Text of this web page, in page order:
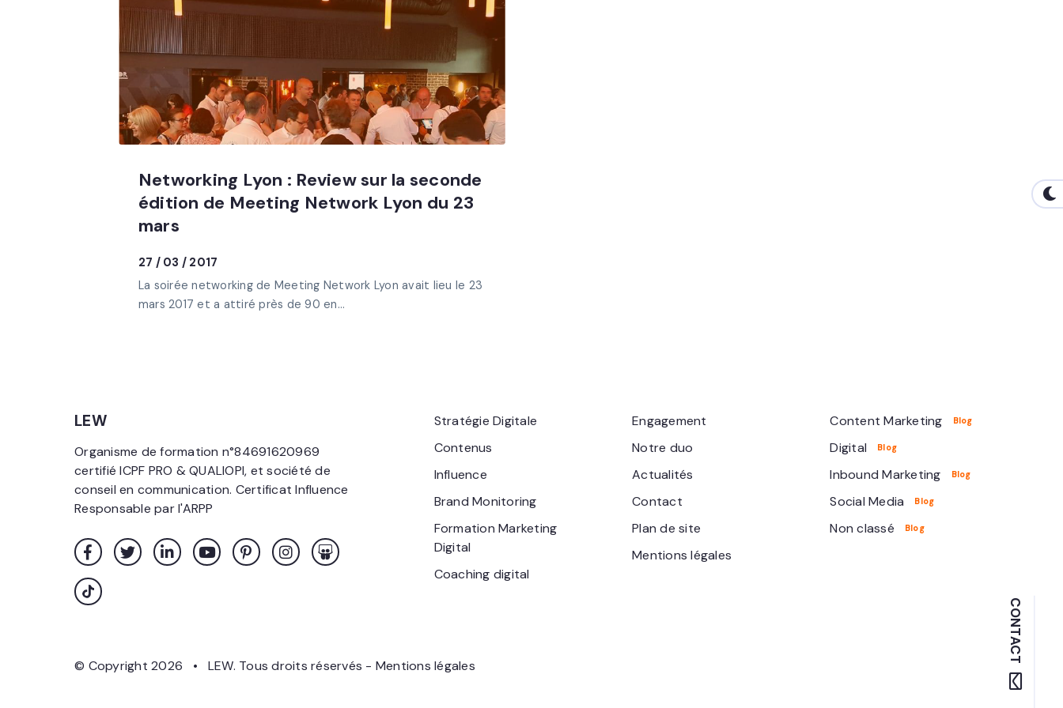
Networking Lyon : Review sur la seconde
édition de Meeting Network Lyon du 23
mars
27 / 03 / 2017
La soirée networking de Meeting Network Lyon avait lieu le 23
mars 2017 et a attiré près de 90 en...
LEW
Organisme de formation n°84691620969
certifié ICPF PRO & QUALIOPI, et société de
conseil en communication. Certificat Influence
Responsable par l'ARPP
Stratégie Digitale
Contenus
Influence
Brand Monitoring
Formation Marketing
Digital
Coaching digital
Engagement
Notre duo
Actualités
Contact
Plan de site
Mentions légales
Content Marketing
Digital
Inbound Marketing
Social Media
Non classé
© Copyright 2026 • LEW. Tous droits réservés - Mentions légales
CONTACT